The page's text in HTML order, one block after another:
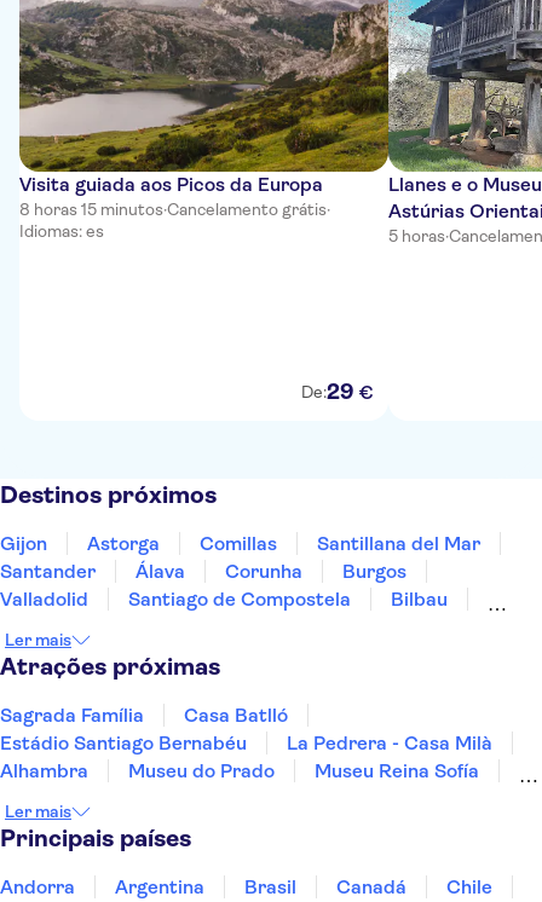
Visita guiada aos Picos da Europa
8 horas 15 minutos·Cancelamento grátis·
Idiomas: es
De:29 €
Llanes e o
Astúrias
5 horas·
Destinos próximos
Gijon Astorga Comillas
Santillana del Mar
Santander
Álava Corunha
Burgos
Valladolid
Santiago de Compostela
Bilbau
Ribera de Duero, Burgos
Ler mais
Atrações próximas
Sagrada Família
Casa Batlló
Estádio Santiago Bernabéu
La Pedrera - Casa Milà
Alhambra
Museu do Prado
Museu Reina Sofía
Parque Güell
Madrid Amusement Parks
Palácio Real de Madrid
Parque Nacional de Timanfaya
Ler mais
Principais países
Andorra Argentina Brasil Canadá
Chile